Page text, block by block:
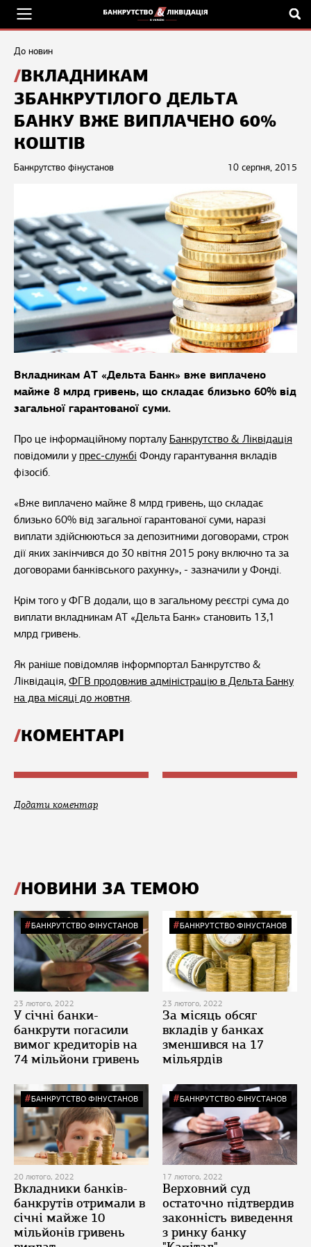
До новин
ВКЛАДНИКАМ
ЗБАНКРУТІЛОГО ДЕЛЬТА
БАНКУ ВЖЕ ВИПЛАЧЕНО 60%
КОШТІВ
10 серпня, 2015
Банкрутство фінустанов
Вкладникам АТ «Дельта Банк» вже виплачено
майже 8 млрд гривень, що складає близько 60% від
загальної гарантованої суми.
Про це інформаційному порталу Банкрутство & Ліквідація
повідомили у прес-службі Фонду гарантування вкладів
фізосіб.
«Вже виплачено майже 8 млрд гривень, що складає
близько 60% від загальної гарантованої суми, наразі
виплати здійснюються за депозитними договорами, строк
дії яких закінчився до 30 квітня 2015 року включно та за
договорами банківського рахунку», - зазначили у Фонді.
Крім того у ФГВ додали, що в загальному реєстрі сума до
виплати вкладникам АТ «Дельта Банк» становить 13,1
млрд гривень.
Як раніше повідомляв інформпортал Банкрутство &
Ліквідація, ФГВ продовжив адміністрацію в Дельта Банку
на два місяці до жовтня.
КОМЕНТАРІ
Додати коментар
НОВИНИ ЗА ТЕМОЮ
БАНКРУТСТВО ФІНУСТАНОВ
23 лютого, 2022
У січні банки-
банкрути погасили
вимог кредиторів на
74 мільйони гривень
БАНКРУТСТВО ФІНУСТАНОВ
23 лютого, 2022
За місяць обсяг
вкладів у банках
зменшився на 17
мільярдів
БАНКРУТСТВО ФІНУСТАНОВ
20 лютого, 2022
Вкладники банків-
банкрутів отримали в
січні майже 10
мільйонів гривень
БАНКРУТСТВО ФІНУСТАНОВ
17 лютого, 2022
Верховний суд
остаточно підтвердив
законність виведення
з ринку банку